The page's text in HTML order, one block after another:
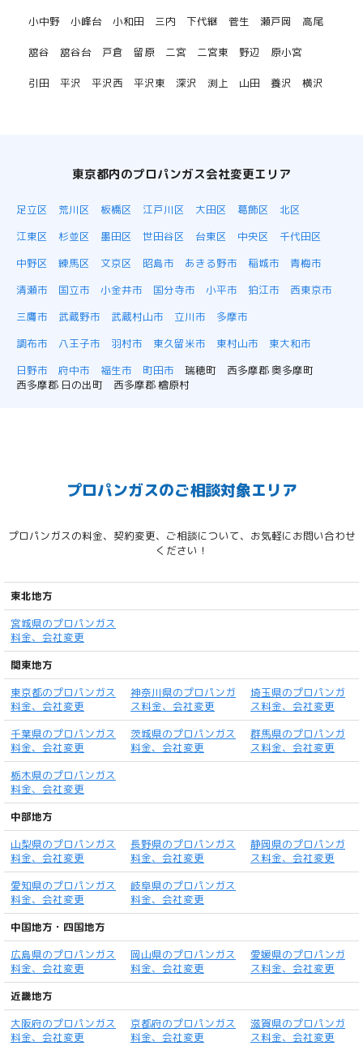
小中野 小峰台 小和田 三内 下代継 菅生 瀬戸岡 高尾
舘谷 舘谷台 戸倉 留原 二宮 二宮東 野辺 原小宮
引田 平沢 平沢西 平沢東 深沢 渕上 山田 養沢 横沢
東京都内のプロパンガス会社変更エリア
足立区 荒川区 板橋区 江戸川区 大田区 葛飾区
北区
江東区
杉並区 墨田区 世田谷区 台東区 中央区
千代田区
中野区
練馬区 文京区 昭島市 あきる野市 稲城市
青梅市
清瀬市
国立市 小金井市 国分寺市 小平市 狛江市
西東京市
三鷹市
武蔵野市 武蔵村山市 立川市
多摩市
調布市
八王子市 羽村市 東久留米市 東村山市
東大和市
日野市
府中市 福生市 町田市 瑞穂町
西多摩郡 奥多摩町
西多摩郡 日の出町
西多摩郡 檜原村
プロパンガスのご相談対象エリア
プロパンガスの料金、契約変更、ご相談について、お気軽にお問い合わせ
ください！
東北地方
宮城県のプロパンガス
料金、会社変更
関東地方
東京都のプロパンガス
料金、会社変更
神奈川県のプロパンガ
ス料金、会社変更
埼玉県のプロパンガ
ス料金、会社変更
千葉県のプロパンガス
料金、会社変更
茨城県のプロパンガス
料金、会社変更
群馬県のプロパンガ
ス料金、会社変更
栃木県のプロパンガス
料金、会社変更
中部地方
山梨県のプロパンガス
料金、会社変更
長野県のプロパンガス
料金、会社変更
静岡県のプロパンガ
ス料金、会社変更
愛知県のプロパンガス
料金、会社変更
岐阜県のプロパンガス
料金、会社変更
中国地方・四国地方
広島県のプロパンガス
料金、会社変更
岡山県のプロパンガス
料金、会社変更
愛媛県のプロパンガ
ス料金、会社変更
近畿地方
大阪府のプロパンガス
料金、会社変更
京都府のプロパンガス
料金、会社変更
滋賀県のプロパンガ
ス料金、会社変更